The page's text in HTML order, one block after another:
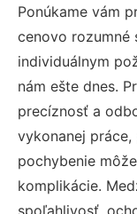
Ponúkame vám
cenovo rozumné
individuálnym
nám ešte dnes.
precíznosť a
vykonanej
pochybenie
komplikácie.
spoľahlivosť,